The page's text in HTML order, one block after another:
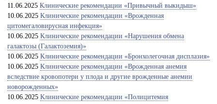
11.06.2025 Клинические рекомендации «Привычный выкидыш»
10.06.2025 Клинические рекомендации «Врожденная
цитомегаловирусная инфекция»
10.06.2025 Клинические рекомендации «Нарушения обмена
галактозы (Галактоземия)»
10.06.2025 Клинические рекомендации «Бронхолегочная дисплазия»
10.06.2025 Клинические рекомендации «Врожденная анемия
вследствие кровопотери у плода и другие врожденные анемии
новорожденных»
10.06.2025 Клинические рекомендации «Полицитемия